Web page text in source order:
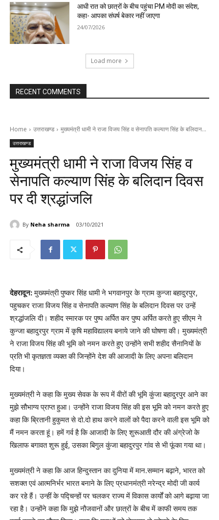
आधी रात को छात्रों के बीच पहुंचा PM मोदी का संदेश,
कहा- आपका संघर्ष बेकार नहीं जाएगा
24/07/2026
Load more
RECENT COMMENTS